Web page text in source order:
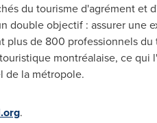
du tourisme d'agrément
double objectif : assurer une
plus de 800 professionnels
montréalaise, ce qui
de la métropole.
.